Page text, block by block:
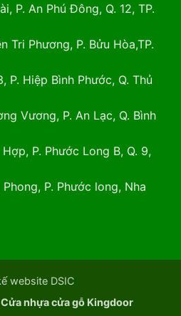
P. An Phú Đông, Q. 12, TP.
Tri Phương, P. Bửu Hòa,TP.
P. Hiệp Bình Phước, Q. Thủ
Vương, P. An Lạc, Q. Bình
P. Phước Long B, Q. 9,
P. Phước long, Nha
website DSIC
Cửa nhựa cửa gỗ Kingdoor